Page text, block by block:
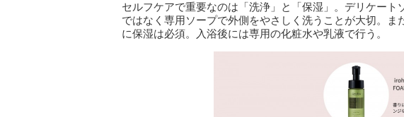
セルフケアで重要なのは「洗浄」と「保湿」。デリケート
ではなく専用ソープで外側をやさしく洗うことが大切。ま
に保湿は必須。入浴後には専用の化粧水や乳液で行う。